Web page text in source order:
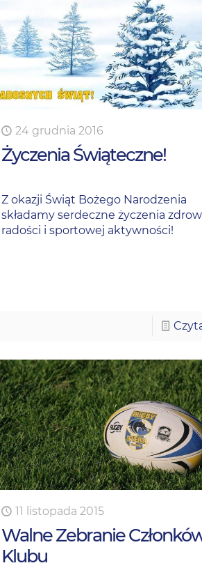
24 grudnia 2016
Życzenia Świąteczne!
Z okazji Świąt Bożego Narodzenia
składamy serdeczne życzenia
radości i sportowej aktywności!
11 listopada 2015
Walne Zebranie
Klubu